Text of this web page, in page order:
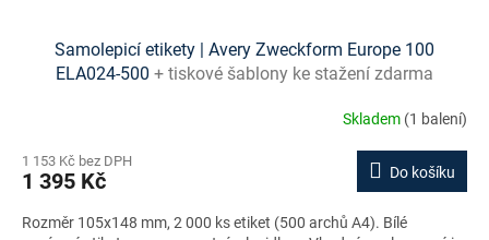
Samolepicí etikety | Avery Zweckform Europe 100
ELA024-500 + tiskové šablony ke stažení zdarma
Skladem (1 balení)
1 153 Kč bez DPH
1 395 Kč Do košíku
Rozměr 105x148 mm, 2 000 ks etiket (500 archů A4). Bílé